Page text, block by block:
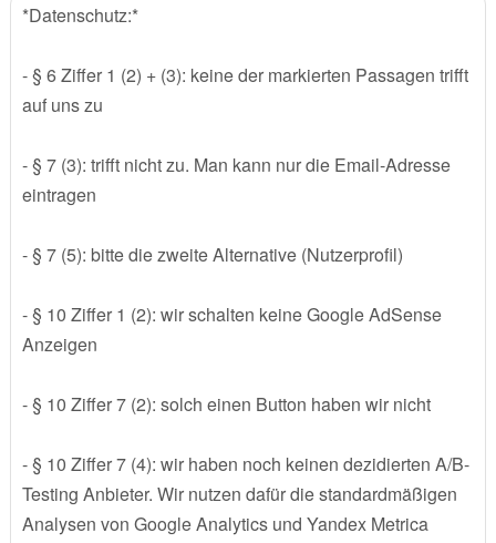
*Datenschutz:*
- § 6 Ziffer 1 (2) + (3): keine der markierten Passagen trifft
auf uns zu
- § 7 (3): trifft nicht zu. Man kann nur die Email-Adresse
eintragen
- § 7 (5): bitte die zweite Alternative (Nutzerprofil)
- § 10 Ziffer 1 (2): wir schalten keine Google AdSense
Anzeigen
- § 10 Ziffer 7 (2): solch einen Button haben wir nicht
- § 10 Ziffer 7 (4): wir haben noch keinen dezidierten A/B-
Testing Anbieter. Wir nutzen dafür die standardmäßigen
Analysen von Google Analytics und Yandex Metrica